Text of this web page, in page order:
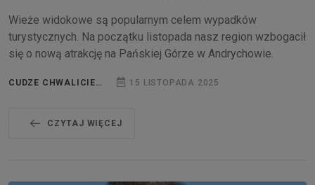
Wieże widokowe są popularnym celem wypadków
turystycznych. Na początku listopada nasz region wzbogacił
się o nową atrakcję na Pańskiej Górze w Andrychowie.
CUDZE CHWALICIE… 15 LISTOPADA 2025
CZYTAJ WIĘCEJ